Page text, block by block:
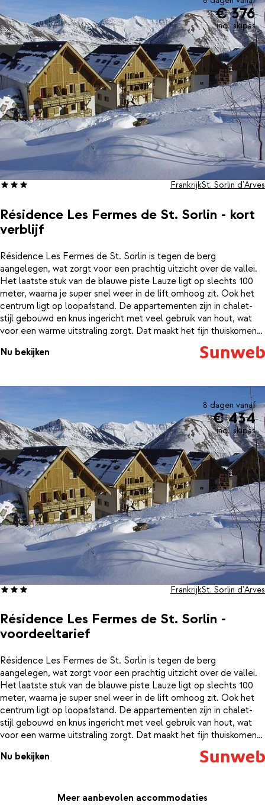
€ 376
incl. skipas
Résidence Les Fermes de St. Sorlin - kort
verblijf
FrankrijkSt. Sorlin d'Arves
Résidence Les Fermes de St. Sorlin is tegen de berg
aangelegen, wat zorgt voor een prachtig uitzicht over de vallei.
Het laatste stuk van de blauwe piste Lauze ligt op slechts 100
meter, waarna je super snel weer in de lift omhoog zit. Ook het
centrum ligt op loopafstand. De appartementen zijn in chalet-
stijl gebouwd en knus ingericht met veel gebruik van hout, wat
voor een warme uitstraling zorgt. Dat maakt het fijn thuiskomen
geweest? Dan is het heerlijk om even bij te komen in het
zich onder de residence bevindt. Om de volgende dag ook weer
goed te beginnen, is het mogelijk om 's avonds alvast verse
croissantjes te bestellen voor de volgende ochtend. Zo hoef je
je dag niet te beginnen in de rij bij de bakker, maar kun je heerlijk
relaxed wakker worden. Dat is pas een goed begin van de
dag!Let op: deze appartemeten bevinden zich direct boven de
populaire Yeti bar. Deze accommodatie is minder geschikt voor
families/rustzoekers.
Nu bekijken
8 dagen vanaf
€ 434
incl. skipas
Résidence Les Fermes de St. Sorlin -
voordeeltarief
FrankrijkSt. Sorlin d'Arves
Résidence Les Fermes de St. Sorlin is tegen de berg
aangelegen, wat zorgt voor een prachtig uitzicht over de vallei.
Het laatste stuk van de blauwe piste Lauze ligt op slechts 100
meter, waarna je super snel weer in de lift omhoog zit. Ook het
centrum ligt op loopafstand. De appartementen zijn in chalet-
stijl gebouwd en knus ingericht met veel gebruik van hout, wat
voor een warme uitstraling zorgt. Dat maakt het fijn thuiskomen
na een dag in de frisse buitenlucht. Is het een lange dag
geweest? Dan is het heerlijk om even bij te komen in het
zich onder de residence bevindt. Om de volgende dag ook weer
Nu bekijken
Meer aanbevolen accommodaties